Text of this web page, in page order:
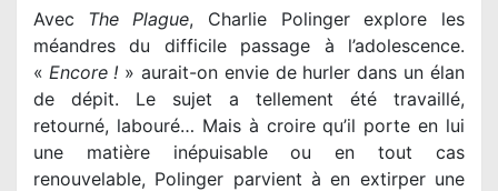
Avec The Plague, Charlie Polinger explore les
méandres du difficile passage à l’adolescence.
« Encore ! » aurait-on envie de hurler dans un élan
de dépit. Le sujet a tellement été travaillé,
retourné, labouré… Mais à croire qu’il porte en lui
une matière inépuisable ou en tout cas
renouvelable, Polinger parvient à en extirper une